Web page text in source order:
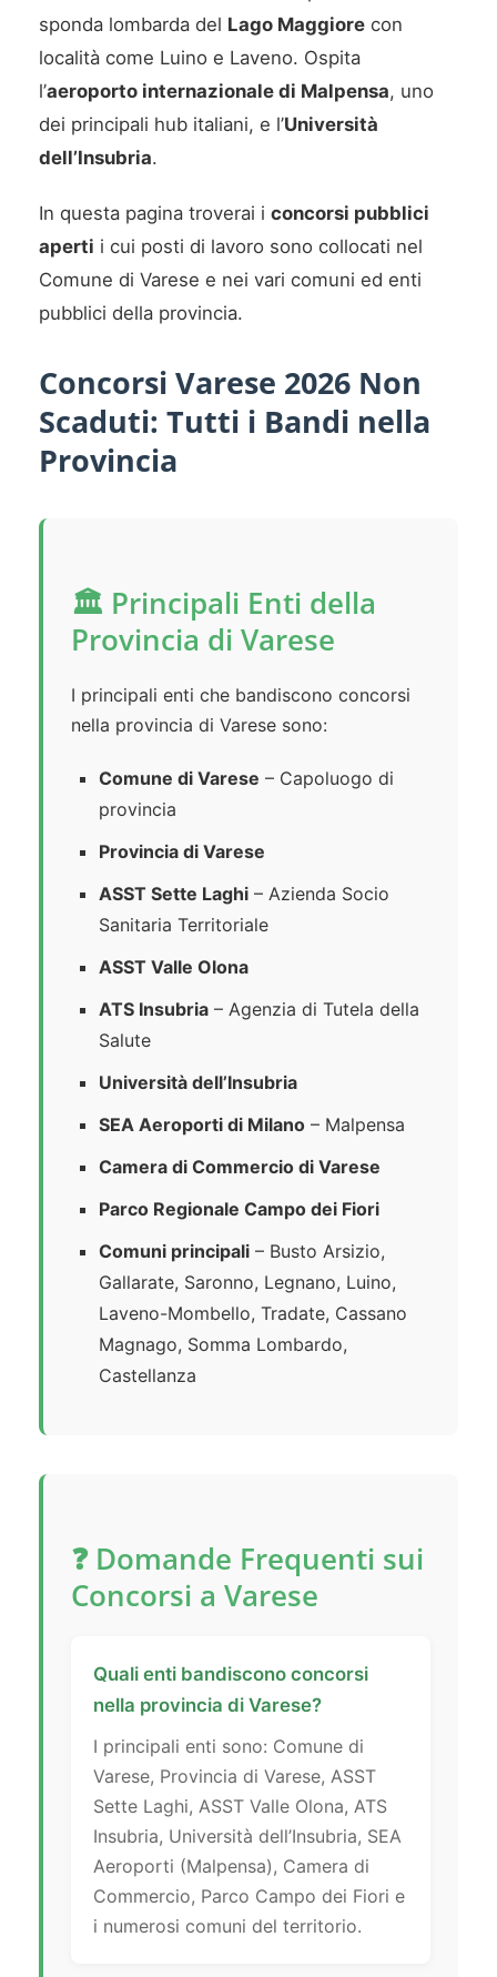
sponda lombarda del Lago Maggiore con
località come Luino e Laveno. Ospita
l’aeroporto internazionale di Malpensa, uno
dei principali hub italiani, e l’Università
dell’Insubria.
In questa pagina troverai i concorsi pubblici
aperti i cui posti di lavoro sono collocati nel
Comune di Varese e nei vari comuni ed enti
pubblici della provincia.
Concorsi Varese 2026 Non
Scaduti: Tutti i Bandi nella
Provincia
🏛️ Principali Enti della
Provincia di Varese
I principali enti che bandiscono concorsi
nella provincia di Varese sono:
Comune di Varese – Capoluogo di
provincia
Provincia di Varese
ASST Sette Laghi – Azienda Socio
Sanitaria Territoriale
ASST Valle Olona
ATS Insubria – Agenzia di Tutela della
Salute
Università dell’Insubria
SEA Aeroporti di Milano – Malpensa
Camera di Commercio di Varese
Parco Regionale Campo dei Fiori
Comuni principali – Busto Arsizio,
Gallarate, Saronno, Legnano, Luino,
Laveno-Mombello, Tradate, Cassano
Magnago, Somma Lombardo,
Castellanza
❓ Domande Frequenti sui
Concorsi a Varese
Quali enti bandiscono concorsi
nella provincia di Varese?
I principali enti sono: Comune di
Varese, Provincia di Varese, ASST
Sette Laghi, ASST Valle Olona, ATS
Insubria, Università dell’Insubria, SEA
Aeroporti (Malpensa), Camera di
Commercio, Parco Campo dei Fiori e
i numerosi comuni del territorio.